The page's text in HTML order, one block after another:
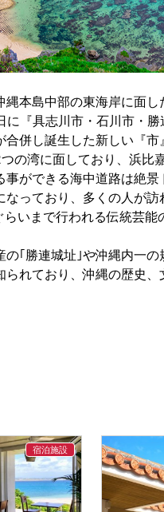
縄本島中部の東海岸に面し
に『具志川市・石川市・勝
併し誕生した新しい『市
の湾に面しており、浜比
事ができる海中道路は絶景
っており、多くの人が訪
らいまで行われる伝統芸能
の｢勝連城址｣や沖縄内一
られており、沖縄の歴史